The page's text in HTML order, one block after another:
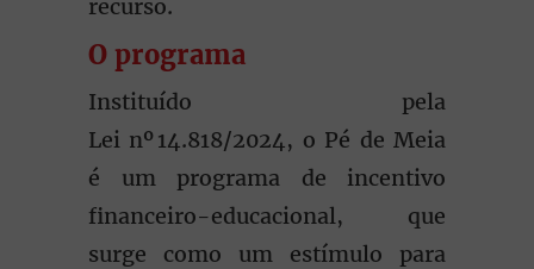
recurso.
O programa
Instituído pela
Lei nº 14.818/2024, o Pé de Meia
é um programa de incentivo
financeiro-educacional, que
surge como um estímulo para